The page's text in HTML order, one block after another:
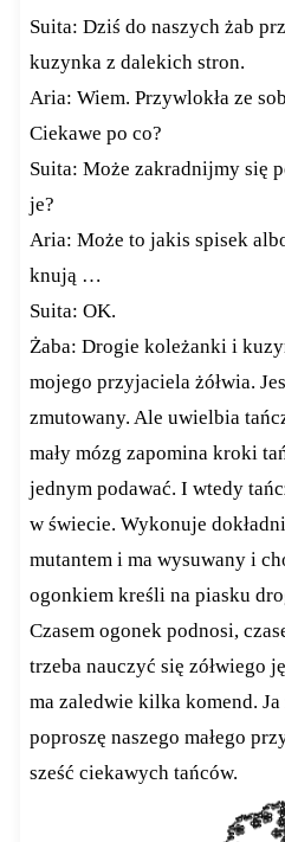
Suita: Dziś do naszych żab
kuzynka z dalekich stron.
Aria: Wiem. Przywlokła ze
Ciekawe po co?
Suita: Może zakradnijmy się
je?
Aria: Może to jakis spisek
knują …
Suita: OK.
Żaba: Drogie koleżanki i
mojego przyjaciela żółwia.
zmutowany. Ale uwielbia
mały mózg zapomina kroki
jednym podawać. I wtedy
w świecie. Wykonuje
mutantem i ma wysuwany i
ogonkiem kreśli na piasku
Czasem ogonek podnosi,
trzeba nauczyć się zółwiego
ma zaledwie kilka komend.
poproszę naszego małego
sześć ciekawych tańców.